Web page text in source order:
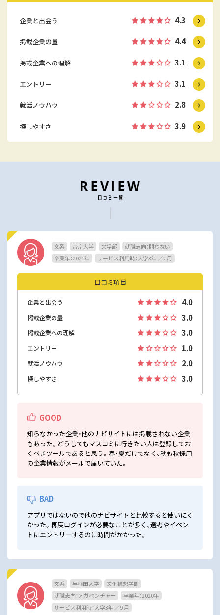
企業と出会う 4.3
掲載企業の量 4.4
掲載企業への理解 3.1
エントリー 3.1
就活ノウハウ 2.8
探しやすさ 3.9
文系 帝京大学 文学部
就職志向：問わない
卒業年：2021年
サービス利用時：大学3年 ／2 月
口コミ項目
企業と出会う 4.0
掲載企業の量 3.0
掲載企業への理解 3.0
エントリー 1.0
就活ノウハウ 2.0
探しやすさ 3.0
GOOD
知らなかった企業・他のナビサイトには掲載されない企業
もあった。どうしてもマスコミに行きたい人は登録してお
くべきツールであると思う。春・夏だけでなく、秋も秋採用
の企業情報がメールで届いていた。
BAD
アプリではないので他のナビサイトと比較すると使いにく
かった。再度ログインが必要なことが多く、選考やイベン
トにエントリーするのに時間がかかった。
文系 早稲田大学
文化構想学部
就職志向：メガベンチャー
卒業年：2020年
サービス利用時：大学3年 ／9 月